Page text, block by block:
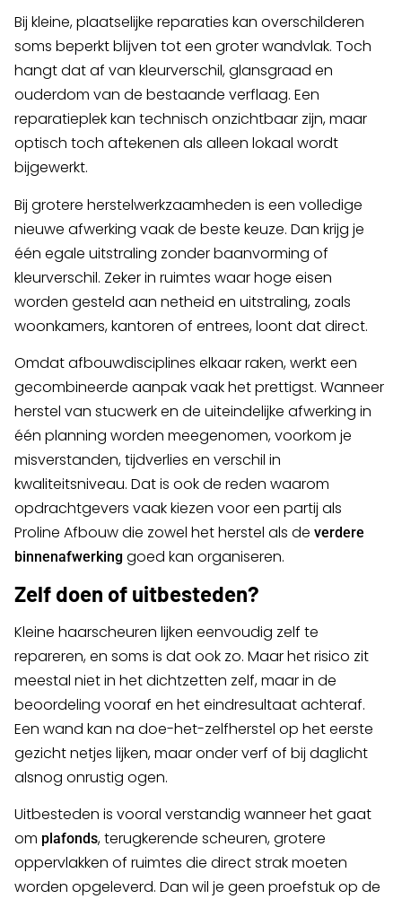
Bij kleine, plaatselijke reparaties kan overschilderen
soms beperkt blijven tot een groter wandvlak. Toch
hangt dat af van kleurverschil, glansgraad en
ouderdom van de bestaande verflaag. Een
reparatieplek kan technisch onzichtbaar zijn, maar
optisch toch aftekenen als alleen lokaal wordt
bijgewerkt.
Bij grotere herstelwerkzaamheden is een volledige
nieuwe afwerking vaak de beste keuze. Dan krijg je
één egale uitstraling zonder baanvorming of
kleurverschil. Zeker in ruimtes waar hoge eisen
worden gesteld aan netheid en uitstraling, zoals
woonkamers, kantoren of entrees, loont dat direct.
Omdat afbouwdisciplines elkaar raken, werkt een
gecombineerde aanpak vaak het prettigst. Wanneer
herstel van stucwerk en de uiteindelijke afwerking in
één planning worden meegenomen, voorkom je
misverstanden, tijdverlies en verschil in
kwaliteitsniveau. Dat is ook de reden waarom
opdrachtgevers vaak kiezen voor een partij als
Proline Afbouw die zowel het herstel als de verdere
binnenafwerking goed kan organiseren.
Zelf doen of uitbesteden?
Kleine haarscheuren lijken eenvoudig zelf te
repareren, en soms is dat ook zo. Maar het risico zit
meestal niet in het dichtzetten zelf, maar in de
beoordeling vooraf en het eindresultaat achteraf.
Een wand kan na doe-het-zelfherstel op het eerste
gezicht netjes lijken, maar onder verf of bij daglicht
alsnog onrustig ogen.
Uitbesteden is vooral verstandig wanneer het gaat
om plafonds, terugkerende scheuren, grotere
oppervlakken of ruimtes die direct strak moeten
worden opgeleverd. Dan wil je geen proefstuk op de